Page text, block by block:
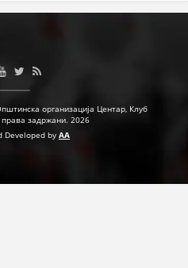
организација Центар, Клуб
задржани. 2026
Developed by AA